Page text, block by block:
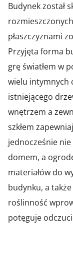
Budynek został
płaszczyznami
Przyjęta forma
grę światłem w
wielu intymnych
istniejącego
wnętrzem a
szkłem
jednocześnie
domem, a
materiałów do
budynku, a
roślinność
potęguje